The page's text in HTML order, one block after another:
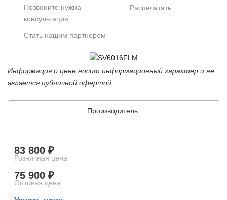
15м), microSDXC (до 256 ГБ), 12В (DC)/PoE, IP67,
IK10, от -40 до +60°С, встроенная видеоаналитика,
Позвоните нужна
консультация
Распечатать
Стать нашим партнером
Информация о цене носит информационный характер и не
является публичной офертой.
Производитель:
83 800 ₽
Розничная цена
75 900 ₽
Оптовая цена